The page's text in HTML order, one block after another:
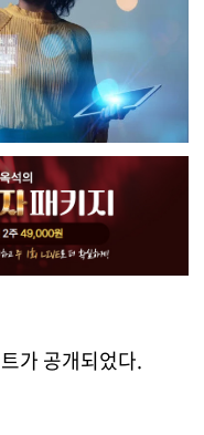
가 공개되었다.